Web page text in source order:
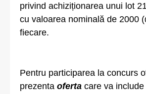
privind achiziționarea unui lot
cu valoarea nominală de 2000
fiecare.
Pentru participarea la concurs
prezenta oferta care va